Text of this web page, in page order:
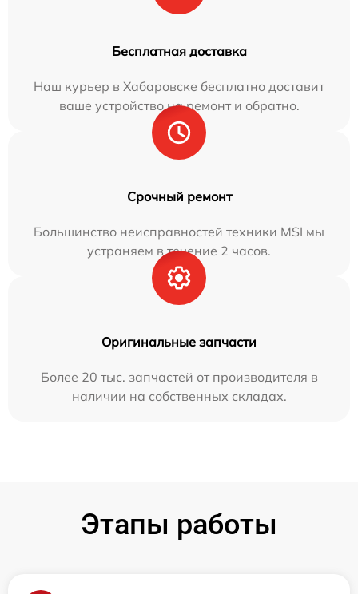
Бесплатная доставка
Наш курьер в Хабаровске бесплатно доставит
ваше устройство на ремонт и обратно.
Срочный ремонт
Большинство неисправностей техники MSI мы
устраняем в течение 2 часов.
Оригинальные запчасти
Более 20 тыс. запчастей от производителя в
наличии на собственных складах.
Этапы работы